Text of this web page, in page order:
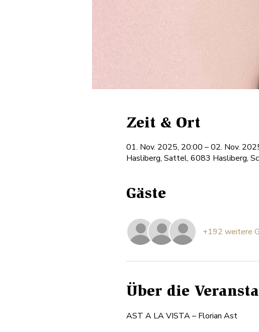
Zeit & Ort
01. Nov. 2025, 20:00 – 02. Nov.
Hasliberg, Sattel, 6083 Hasliberg,
Gäste
+192 weitere
Über die
AST A LA VISTA – Florian Ast